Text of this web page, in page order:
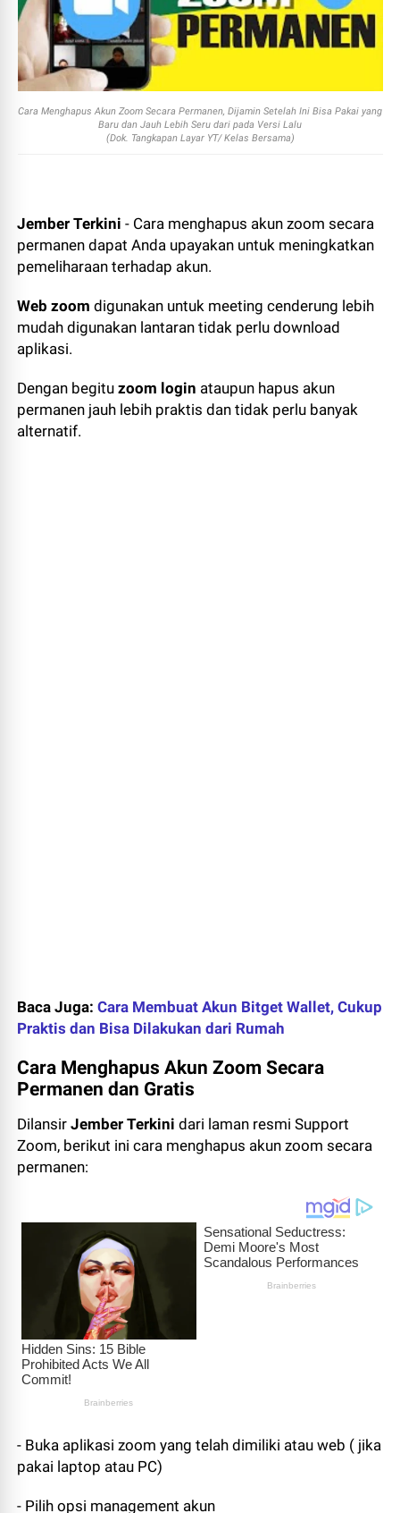
Cara Menghapus Akun Zoom Secara Permanen, Dijamin Setelah Ini Bisa Pakai yang
Baru dan Jauh Lebih Seru dari pada Versi Lalu
(Dok. Tangkapan Layar YT/ Kelas Bersama)
Jember Terkini - Cara menghapus akun zoom secara
permanen dapat Anda upayakan untuk meningkatkan
pemeliharaan terhadap akun.
Web zoom digunakan untuk meeting cenderung lebih
mudah digunakan lantaran tidak perlu download
aplikasi.
Dengan begituzoom login ataupun hapus akun
permanen jauh lebih praktis dan tidak perlu banyak
alternatif.
Baca Juga:Cara Membuat Akun Bitget Wallet, Cukup
Praktis dan Bisa Dilakukan dari Rumah
Cara Menghapus Akun Zoom Secara
Permanen dan Gratis
DilansirJember Terkini dari laman resmi Support
Zoom, berikut ini cara menghapus akun zoom secara
permanen:
- Buka aplikasi zoom yang telah dimiliki atau web ( jika
pakai laptop atau PC)
- Pilih opsi management akun